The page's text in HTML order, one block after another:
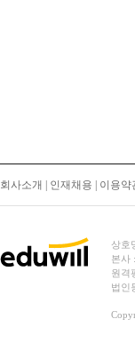
회사소개 인재채용 이용약
상호
본사
원격
법인